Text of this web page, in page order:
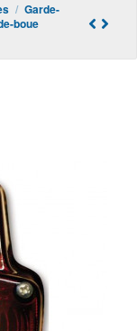
Garde-
boue